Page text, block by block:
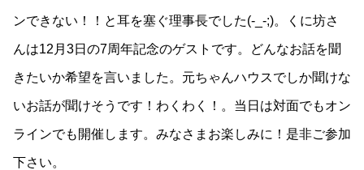
ンできない！！と耳を塞ぐ理事長でした(-_-;)。くに坊さ
んは12月3日の7周年記念のゲストです。どんなお話を聞
きたいか希望を言いました。元ちゃんハウスでしか聞けな
いお話が聞けそうです！わくわく！。当日は対面でもオン
ラインでも開催します。みなさまお楽しみに！是非ご参加
下さい。